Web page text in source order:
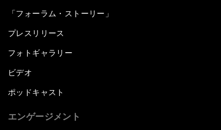
「フォーラム・ストーリー」
プレスリリース
フォトギャラリー
ビデオ
ポッドキャスト
エンゲージメント